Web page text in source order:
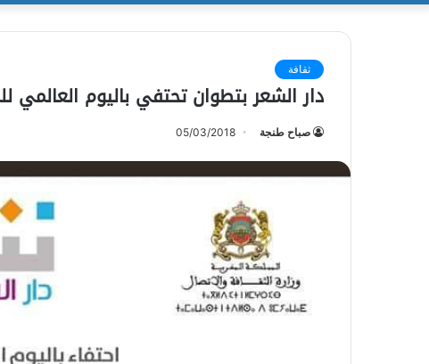
ثقافة
دار الشعر بتطوان تحتفي باليوم العالمي
صباح طنجة 05/03/2018